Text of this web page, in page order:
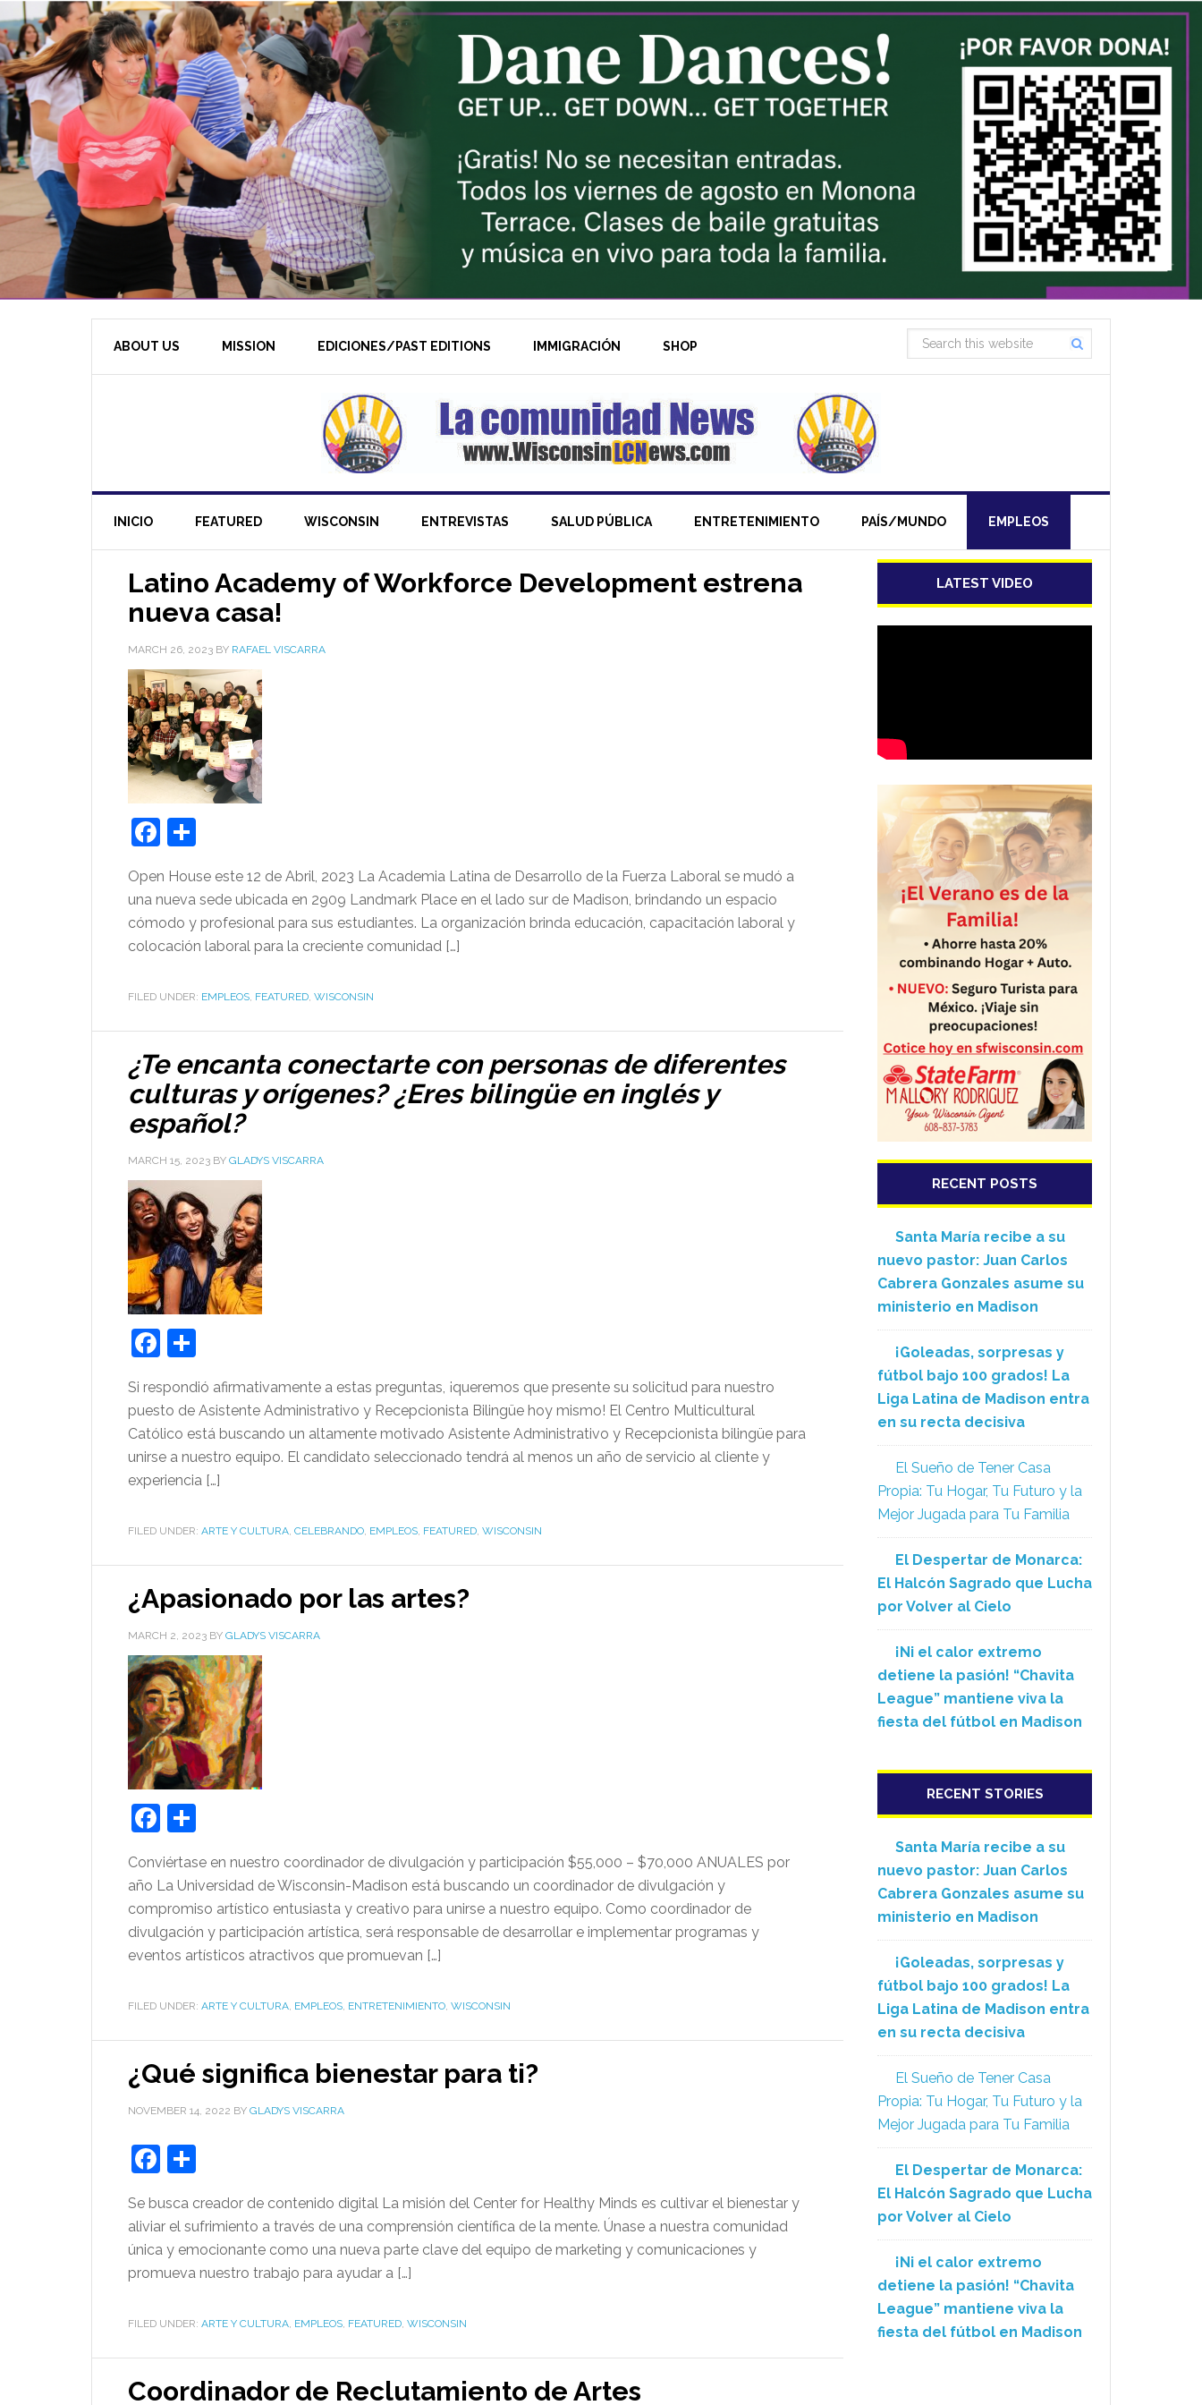
ABOUT US MISSION EDICIONES/PAST EDITIONS IMMIGRACIÓN SHOP
INICIO FEATURED WISCONSIN ENTREVISTAS SALUD PÚBLICA ENTRETENIMIENTO PAÍS/MUNDO EMPLEOS
Latino Academy of Workforce Development estrena
nueva casa!
MARCH 26, 2023 BY RAFAEL VISCARRA
Facebook
Open House este 12 de Abril, 2023 La Academia Latina de Desarrollo de la Fuerza Laboral se mudó a
una nueva sede ubicada en 2909 Landmark Place en el lado sur de Madison, brindando un espacio
cómodo y profesional para sus estudiantes. La organización brinda educación, capacitación laboral y
colocación laboral para la creciente comunidad […]
FILED UNDER: EMPLEOS, FEATURED, WISCONSIN
¿Te encanta conectarte con personas de diferentes
culturas y orígenes? ¿Eres bilingüe en inglés y
español?
MARCH 15, 2023 BY GLADYS VISCARRA
Facebook
Si respondió afirmativamente a estas preguntas, ¡queremos que presente su solicitud para nuestro
puesto de Asistente Administrativo y Recepcionista Bilingüe hoy mismo! El Centro Multicultural
Católico está buscando un altamente motivado Asistente Administrativo y Recepcionista bilingüe para
unirse a nuestro equipo. El candidato seleccionado tendrá al menos un año de servicio al cliente y
experiencia […]
FILED UNDER: ARTE Y CULTURA, CELEBRANDO, EMPLEOS, FEATURED, WISCONSIN
¿Apasionado por las artes?
MARCH 2, 2023 BY GLADYS VISCARRA
Facebook
Conviértase en nuestro coordinador de divulgación y participación $55,000 – $70,000 ANUALES por
año La Universidad de Wisconsin-Madison está buscando un coordinador de divulgación y
compromiso artístico entusiasta y creativo para unirse a nuestro equipo. Como coordinador de
divulgación y participación artística, será responsable de desarrollar e implementar programas y
eventos artísticos atractivos que promuevan […]
FILED UNDER: ARTE Y CULTURA, EMPLEOS, ENTRETENIMIENTO, WISCONSIN
¿Qué significa bienestar para ti?
NOVEMBER 14, 2022 BY GLADYS VISCARRA
Facebook
Se busca creador de contenido digital La misión del Center for Healthy Minds es cultivar el bienestar y
aliviar el sufrimiento a través de una comprensión científica de la mente. Únase a nuestra comunidad
única y emocionante como una nueva parte clave del equipo de marketing y comunicaciones y
promueva nuestro trabajo para ayudar a […]
FILED UNDER: ARTE Y CULTURA, EMPLEOS, FEATURED, WISCONSIN
Coordinador de Reclutamiento de Artes
LATEST VIDEO
RECENT POSTS
Santa María recibe a su
nuevo pastor: Juan Carlos
Cabrera Gonzales asume su
ministerio en Madison
¡Goleadas, sorpresas y
fútbol bajo 100 grados! La
Liga Latina de Madison entra
en su recta decisiva
El Sueño de Tener Casa
Propia: Tu Hogar, Tu Futuro y la
Mejor Jugada para Tu Familia
El Despertar de Monarca:
El Halcón Sagrado que Lucha
por Volver al Cielo
¡Ni el calor extremo
detiene la pasión! “Chavita
League” mantiene viva la
fiesta del fútbol en Madison
RECENT STORIES
Santa María recibe a su
nuevo pastor: Juan Carlos
Cabrera Gonzales asume su
ministerio en Madison
¡Goleadas, sorpresas y
fútbol bajo 100 grados! La
Liga Latina de Madison entra
en su recta decisiva
El Sueño de Tener Casa
Propia: Tu Hogar, Tu Futuro y la
Mejor Jugada para Tu Familia
El Despertar de Monarca:
El Halcón Sagrado que Lucha
por Volver al Cielo
¡Ni el calor extremo
detiene la pasión! “Chavita
League” mantiene viva la
fiesta del fútbol en Madison